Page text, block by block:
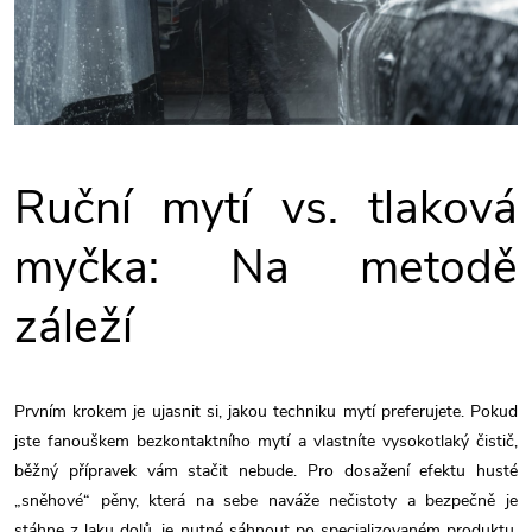
Ruční mytí vs. tlaková
myčka: Na metodě
záleží
Prvním krokem je ujasnit si, jakou techniku mytí preferujete. Pokud
jste fanouškem bezkontaktního mytí a vlastníte vysokotlaký čistič,
běžný přípravek vám stačit nebude. Pro dosažení efektu husté
„sněhové“ pěny, která na sebe naváže nečistoty a bezpečně je